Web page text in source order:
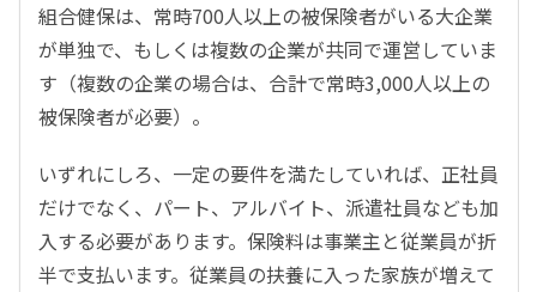
組合健保は、常時700人以上の被保険者がいる大企業
が単独で、もしくは複数の企業が共同で運営していま
す（複数の企業の場合は、合計で常時3,000人以上の
被保険者が必要）。
いずれにしろ、一定の要件を満たしていれば、正社員
だけでなく、パート、アルバイト、派遣社員なども加
入する必要があります。保険料は事業主と従業員が折
半で支払います。従業員の扶養に入った家族が増えて